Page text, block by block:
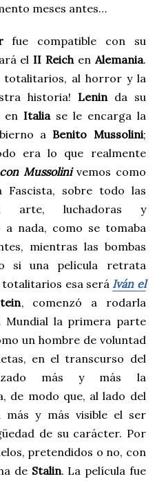
meses antes…
fue compatible con su
el II Reich en Alemania.
totalitarios, al horror y la
historia! Leninda su
en Italiase le encarga la
a Benito Mussolini;
era lo que realmente
Mussolini vemos como
sobre todo las
arte, luchadoras y
a nada, como se tomaba
mientras las bombas
si una película retrata
esa será Iván el
, comenzó a rodarla
Mundial la primera parte
un hombre de voluntad
en el transcurso del
más y más la
de modo que, al lado del
más y más visible el ser
de su carácter. Por
pretendidos o no, con
de Stalin. La película fue